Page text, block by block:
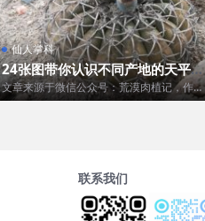
仙人掌科
24张图带你认识不同产地的天平丸
G. spegazzinii
文章来源于微信公众号：荒漠肉植记，作
者：乌镇寻 拉丁：Gymnocalycium...
联系我们